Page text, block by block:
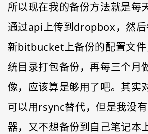
所以现在我的备份方法就是每
通过api上传到dropbox，然
新bitbucket上备份的配置文件
统目录打包备份，再每三个月
像，应该算是够用了吧。其实
可以用rsync替代，但是我没
器，又不想备份到自己笔记本